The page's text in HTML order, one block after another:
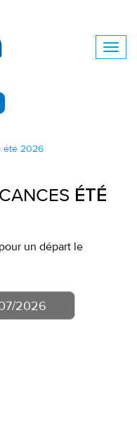
été 2026
ÉTÉ
un départ le
2026